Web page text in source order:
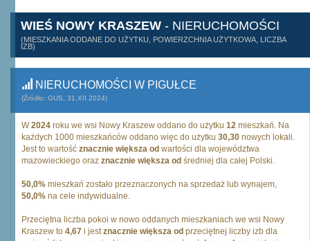
WIEŚ NOWY KRASZEW - NIERUCHOMOŚCI
(MIESZKANIA ODDANE DO UŻYTKU, POWIERZCHNIA UŻYTKOWA, LICZBA
IZB)
NIERUCHOMOŚCI W PIGUŁCE
(Źródło: GUS, 31.XII.2024)
W2024 roku we wsi Nowy Kraszew oddano do użytku 12 mieszkań. Na
każdych 1000 mieszkańców oddano więc do użytku 30,30 nowych lokali.
Jest to wartość znacznie większa od wartości dla województwa
mazowieckiego oraz znacznie większa od średniej dla całej Polski.
50,0% mieszkań zostało przeznaczonych na sprzedaż lub wynajem,
50,0% na cele indywidualne.
Przeciętna liczba pokoi w nowo oddanych mieszkaniach we wsi Nowy
Kraszew to 4,67 i jestznacznie większa od przeciętnej liczby izb dla